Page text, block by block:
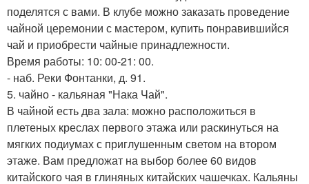
поделятся с вами. В клубе можно заказать проведение
чайной церемонии с мастером, купить понравившийся
чай и приобрести чайные принадлежности.
Время работы: 10: 00-21: 00.
- наб. Реки Фонтанки, д. 91.
5. чайно - кальяная "Нака Чай".
В чайной есть два зала: можно расположиться в
плетеных креслах первого этажа или раскинуться на
мягких подиумах с приглушенным светом на втором
этаже. Вам предложат на выбор более 60 видов
китайского чая в глиняных китайских чашечках. Кальяны